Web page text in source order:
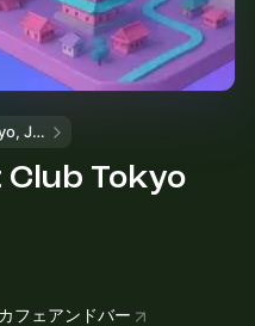
WebX 2026 @Tokyo, Japan
Tokyo
フェアンドバー